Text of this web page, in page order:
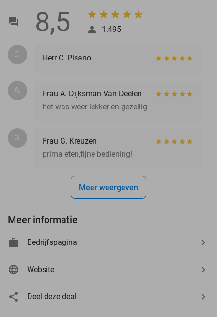
8,5 1.495
C. Herr C. Pisano
A.
Frau A. Dijksman Van Deelen
het was weer lekker en gezellig
G.
Frau G. Kreuzen
prima eten,fijne bediening!
Meer weergeven
Meer informatie
Bedrijfspagina
Website
Deel deze deal